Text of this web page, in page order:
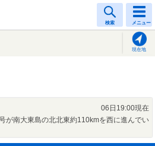
検索 メニュー
現在地
06日19:00現在
が南大東島の北北東約110kmを西に進んでい